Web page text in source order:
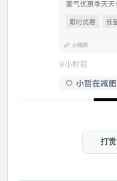
打赏